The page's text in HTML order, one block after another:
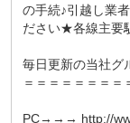
の手続♪引越し業
ださい★各線主要
毎日更新の当社グ
＝＝＝＝＝＝＝＝
PC→→→ http://